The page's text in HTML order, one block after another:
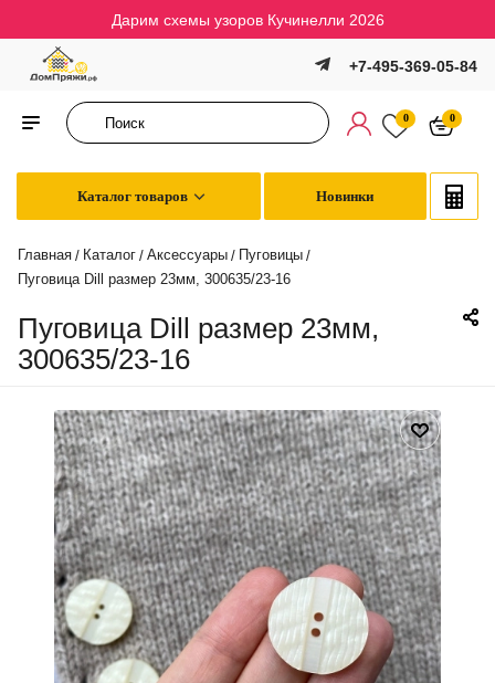
Дарим схемы узоров Кучинелли 2026
+7-495-369-05-84
0 0
Каталог товаров Новинки
Главная / Каталог / Аксессуары / Пуговицы /
Пуговица Dill размер 23мм, 300635/23-16
Пуговица Dill размер 23мм,
300635/23-16